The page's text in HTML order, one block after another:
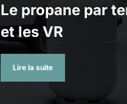
Le propane par
et les VR
Lire la suite